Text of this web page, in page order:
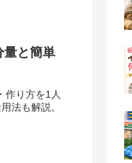
量と簡単
作り方を1人
法も解説。